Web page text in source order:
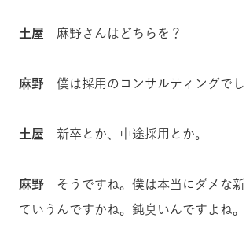
土屋 麻野さんはどちらを？
麻野 僕は採用のコンサルティングでし
土屋 新卒とか、中途採用とか。
麻野 そうですね。僕は本当にダメな
ていうんですかね。鈍臭いんですよね